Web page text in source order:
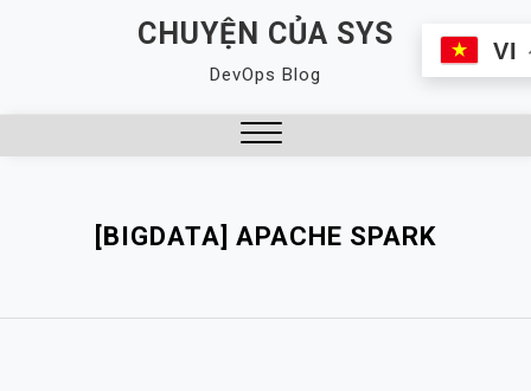
CHUYỆN CỦA SYS
DevOps Blog
[BIGDATA] APACHE SPARK
VI